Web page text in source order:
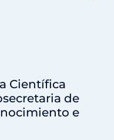
Científica
de
e